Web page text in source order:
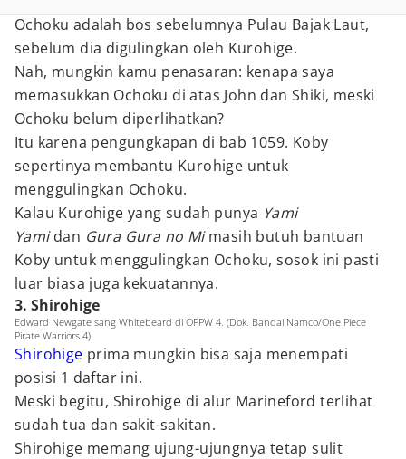
Ochoku adalah bos sebelumnya Pulau Bajak Laut,
sebelum dia digulingkan oleh Kurohige.
Nah, mungkin kamu penasaran: kenapa saya
memasukkan Ochoku di atas John dan Shiki, meski
Ochoku belum diperlihatkan?
Itu karena pengungkapan di bab 1059. Koby
sepertinya membantu Kurohige untuk
menggulingkan Ochoku.
Kalau Kurohige yang sudah punya Yami
Yamidan Gura Gura no Mimasih butuh bantuan
Koby untuk menggulingkan Ochoku, sosok ini pasti
luar biasa juga kekuatannya.
3. Shirohige
Edward Newgate sang Whitebeard di OPPW 4. (Dok. Bandai Namco/One Piece
Pirate Warriors 4)
Shirohige prima mungkin bisa saja menempati
posisi 1 daftar ini.
Meski begitu, Shirohige di alur Marineford terlihat
sudah tua dan sakit-sakitan.
Shirohige memang ujung-ujungnya tetap sulit